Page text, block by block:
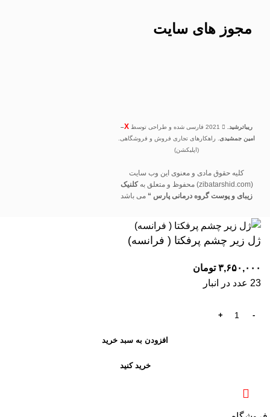
مجوز های سایت
ریباترشید. X
–
امین جمشیدی. راهکارهای تجاری فروش و فروشگاهی.
(اپلیکشن)
کلیه حقوق مادی و معنوی این وب سایت
(zibatarshid.com) محفوظ و متعلق به
کلنیک
زیبای و پوست گروه درمانی پارس “ می باشد
ژل زیر چشم پرفکتا ( فرانسه)
۳,۶۵۰,۰۰۰ تومان
23 عدد در انبار
افزودن به سبد خرید
خرید کنید